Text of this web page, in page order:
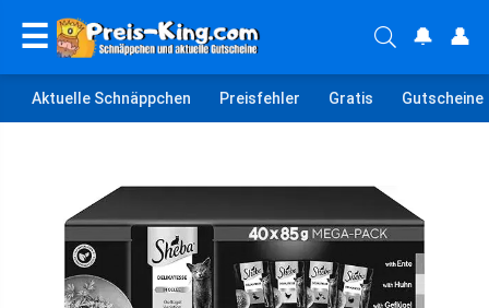
☰ 🔔 👤
Aktuelle Schnäppchen Preisfehler Gratis Gutscheine